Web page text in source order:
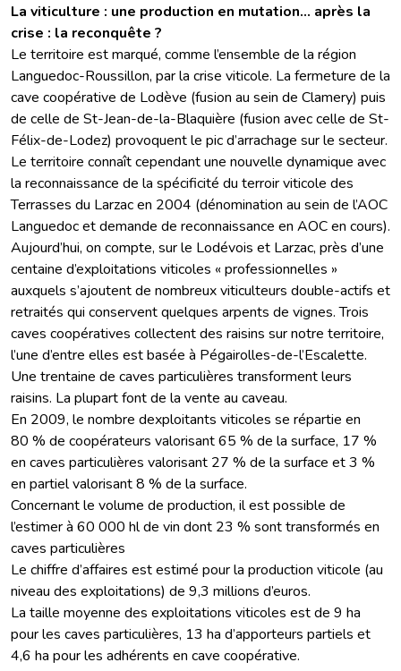
La viticulture : une production en mutation... après la
crise : la reconquête ?
Le territoire est marqué, comme l’ensemble de la région
Languedoc-Roussillon, par la crise viticole. La fermeture de la
cave coopérative de Lodève (fusion au sein de Clamery) puis
de celle de St-Jean-de-la-Blaquière (fusion avec celle de St-
Félix-de-Lodez) provoquent le pic d’arrachage sur le secteur.
Le territoire connaît cependant une nouvelle dynamique avec
la reconnaissance de la spécificité du terroir viticole des
Terrasses du Larzac en 2004 (dénomination au sein de l’AOC
Languedoc et demande de reconnaissance en AOC en cours).
Aujourd’hui, on compte, sur le Lodévois et Larzac, près d’une
centaine d’exploitations viticoles « professionnelles »
auxquels s’ajoutent de nombreux viticulteurs double-actifs et
retraités qui conservent quelques arpents de vignes. Trois
caves coopératives collectent des raisins sur notre territoire,
l’une d’entre elles est basée à Pégairolles-de-l’Escalette.
Une trentaine de caves particulières transforment leurs
raisins. La plupart font de la vente au caveau.
En 2009, le nombre dexploitants viticoles se répartie en
80 % de coopérateurs valorisant 65 % de la surface, 17 %
en caves particulières valorisant 27 % de la surface et 3 %
en partiel valorisant 8 % de la surface.
Concernant le volume de production, il est possible de
l’estimer à 60 000 hl de vin dont 23 % sont transformés en
caves particulières
Le chiffre d’affaires est estimé pour la production viticole (au
niveau des exploitations) de 9,3 millions d’euros.
La taille moyenne des exploitations viticoles est de 9 ha
pour les caves particulières, 13 ha d’apporteurs partiels et
4,6 ha pour les adhérents en cave coopérative.